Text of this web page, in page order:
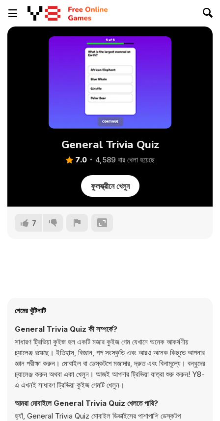
General Trivia Quiz
7.0 4,589 বার খেলা হয়েছে
ফুলস্ক্রীনে খেলুন
7
গেমের খুঁটিনাটি
General Trivia Quiz কী সম্পর্কে?
সাধারণ ট্রিভিয়া কুইজ হল একটি মজার কুইজ গেম যেখানে অনেক আকর্ষণীয়
চ্যালেঞ্জ রয়েছে। ইতিহাস, বিজ্ঞান, পপ সংস্কৃতি এবং আরও অনেক কিছুতে আপনার
জ্ঞান পরীক্ষা করুন। মোবাইল বা ডেস্কটপে মজাদার, দ্রুত এবং বিনামূল্যে। বন্ধুদের
চ্যালেঞ্জ করুন অথবা একা খেলুন। আজই আপনার ট্রিভিয়া যাত্রা শুরু করুন! Y8-
এ এখনই সাধারণ ট্রিভিয়া কুইজ গেমটি খেলুন।
আমরা মোবাইলে General Trivia Quiz খেলতে পারি?
হ্যাঁ, General Trivia Quiz মোবাইল ডিভাইসের পাশাপাশি ডেস্কটপ